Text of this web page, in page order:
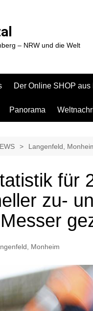
– NRW und die Welt
Der Online SHOP aus
Panorama
Langenfeld,
für
zu-
Monheim